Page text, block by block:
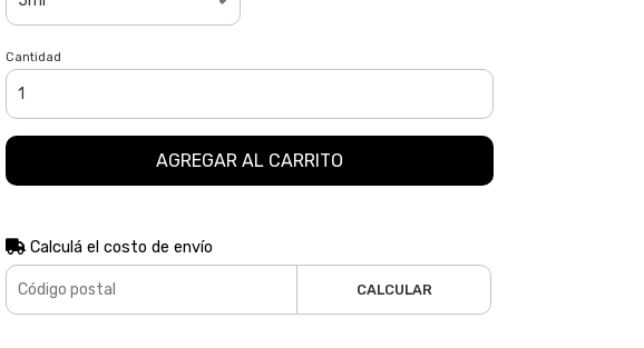
Cantidad
AGREGAR AL CARRITO
Calculá el costo de envío
CALCULAR